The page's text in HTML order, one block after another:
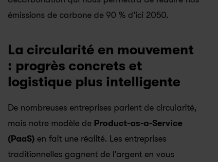
émissions de carbone de 90 % d'ici 2050.
La circularité en mouvement
: progrès concrets et
logistique plus intelligente
De nombreuses entreprises parlent de circularité,
mais notre modèle de Product-as-a-Service
(PaaS) en fait une réalité. Les entreprises
traditionnelles gagnent de l'argent en vous